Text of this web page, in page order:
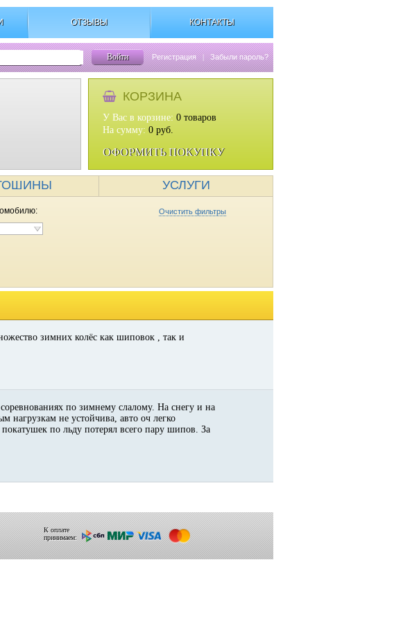
ОТЗЫВЫ КОНТАКТЫ
Войти Регистрация | Забыли пароль?
КОРЗИНА
У Вас в корзине: 0 товаров
На сумму: 0 руб.
ОФОРМИТЬ ПОКУПКУ
УСЛУГИ
Очистить фильтры
зимних колёс как шиповок , так и
по зимнему слалому. На снегу и на
нагрузкам не устойчива, авто оч легко
покатушек по льду потерял всего пару шипов. За
К оплате
принимаем: